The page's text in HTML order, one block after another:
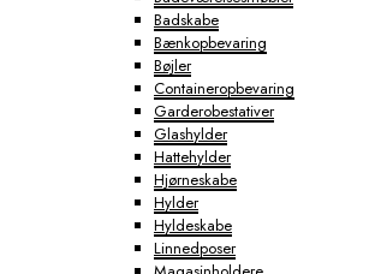
Badskabe
Bænkopbevaring
Bøjler
Containeropbevaring
Garderobestativer
Glashylder
Hattehylder
Hjørneskabe
Hylder
Hyldeskabe
Linnedposer